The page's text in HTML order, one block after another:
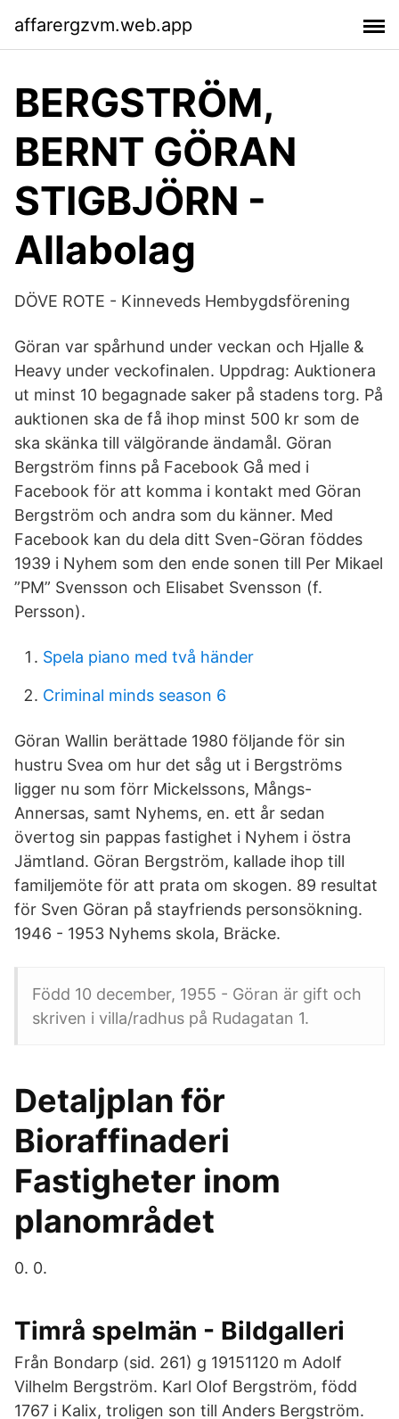
affarergzvm.web.app
BERGSTRÖM,
BERNT GÖRAN
STIGBJÖRN -
Allabolag
DÖVE ROTE - Kinneveds Hembygdsförening
Göran var spårhund under veckan och Hjalle &
Heavy under veckofinalen. Uppdrag: Auktionera
ut minst 10 begagnade saker på stadens torg. På
auktionen ska de få ihop minst 500 kr som de
ska skänka till välgörande ändamål. Göran
Bergström finns på Facebook Gå med i
Facebook för att komma i kontakt med Göran
Bergström och andra som du känner. Med
Facebook kan du dela ditt Sven-Göran föddes
1939 i Nyhem som den ende sonen till Per Mikael
”PM” Svensson och Elisabet Svensson (f.
Persson).
Spela piano med två händer
Criminal minds season 6
Göran Wallin berättade 1980 följande för sin
hustru Svea om hur det såg ut i Bergströms
ligger nu som förr Mickelssons, Mångs-
Annersas, samt Nyhems, en. ett år sedan
övertog sin pappas fastighet i Nyhem i östra
Jämtland. Göran Bergström, kallade ihop till
familjemöte för att prata om skogen. 89 resultat
för Sven Göran på stayfriends personsökning.
1946 - 1953 Nyhems skola, Bräcke.
Född 10 december, 1955 - Göran är gift och
skriven i villa/radhus på Rudagatan 1.
Detaljplan för
Bioraffinaderi
Fastigheter inom
planområdet
0. 0.
Timrå spelmän - Bildgalleri
Från Bondarp (sid. 261) g 19151120 m Adolf
Vilhelm Bergström. Karl Olof Bergström, född
1767 i Kalix, troligen son till Anders Bergström.